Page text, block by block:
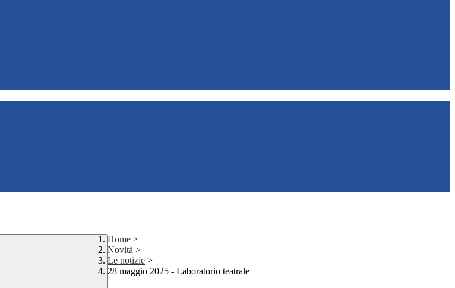
Home >
Novità >
Le notizie >
28 maggio 2025 - Laboratorio teatrale